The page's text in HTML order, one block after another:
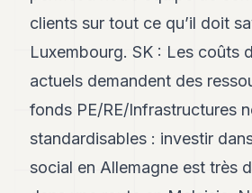
clients sur tout ce qu’il doit
Luxembourg. SK : Les coûts
actuels demandent des
fonds PE/RE/Infrastructures
standardisables : investir
social en Allemagne est très